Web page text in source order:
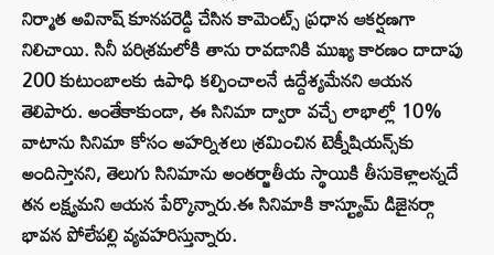
నిర్మాత అవినాష్ కూనపరెడ్డి చేసిన కామెంట్స్ ప్రధాన ఆకర్షణగా
నిలిచాయి. సినీ పరిశ్రమలోకి తాను రావడానికి ముఖ్య కారణం దాదాపు
200 కుటుంబాలకు ఉపాధి కల్పించాలనే ఉద్దేశ్యమేనని ఆయన
తెలిపారు. అంతేకాకుండా, ఈ సినిమా ద్వారా వచ్చే లాభాల్లో 10%
వాటాను సినిమా కోసం అహర్నిశలు శ్రమించిన టెక్నీషియన్స్‌కు
అందిస్తానని, తెలుగు సినిమాను అంతర్జాతీయ స్థాయికి తీసుకెళ్లాలన్నదే
తన లక్ష్యమని ఆయన పేర్కొన్నారు.ఈ సినిమాకి కాస్ట్యూమ్ డిజైనర్గా
భావన పోలేపల్లి వ్యవహరిస్తున్నారు.